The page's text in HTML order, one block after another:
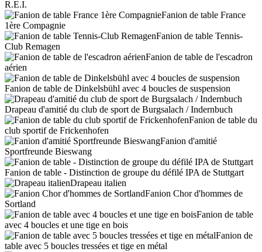
R.E.I.
Fanion de table France
1ère Compagnie
Fanion de table Tennis-
Club Remagen
Fanion de table de l'escadron
aérien
Fanion de table de Dinkelsbühl avec 4 boucles de suspension
Drapeau d'amitié du club de sport de Burgsalach / Indernbuch
Fanion de table du
club sportif de Frickenhofen
Fanion d'amitié
Sportfreunde Bieswang
Fanion de table - Distinction de groupe du défilé IPA de Stuttgart
Drapeau italien
Fanion Chor d'hommes de
Sortland
Fanion de table
avec 4 boucles et une tige en bois
Fanion de
table avec 5 boucles tressées et tige en métal